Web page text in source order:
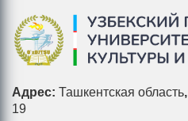
Адрес: Ташкентская область,
19